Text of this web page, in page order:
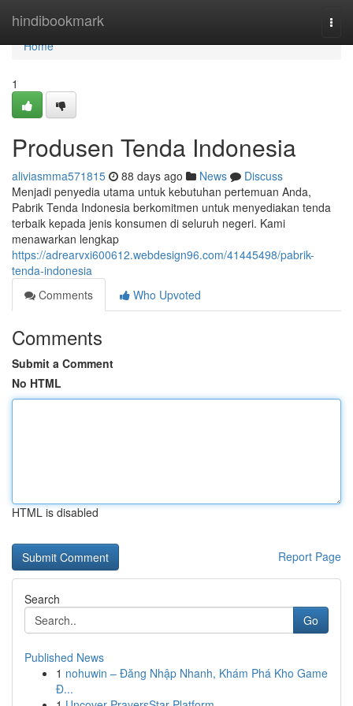
hindibookmark
Home
Home
1
Produsen Tenda Indonesia
aliviasmma571815 88 days ago News
Discuss
Menjadi penyedia utama untuk kebutuhan pertemuan Anda,
Pabrik Tenda Indonesia berkomitmen untuk menyediakan tenda
terbaik kepada jenis konsumen di seluruh negeri. Kami
menawarkan lengkap
https://adrearvxi600612.webdesign96.com/41445498/pabrik-
tenda-indonesia
Comments
Who Upvoted
Comments
Submit a Comment
No HTML
HTML is disabled
Report Page
Search
Go
Published News
1 nohuwin – Đăng Nhập Nhanh, Khám Phá Kho Game
Đ...